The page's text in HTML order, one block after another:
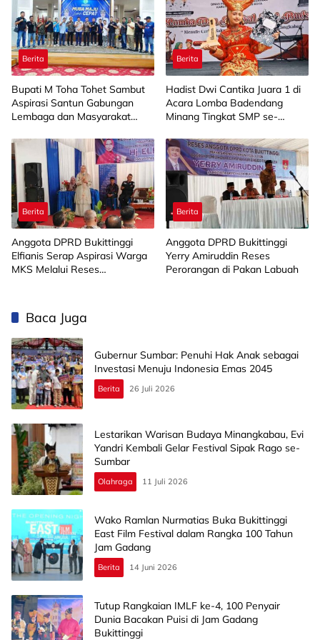
Berita
Bupati M Toha Tohet Sambut
Aspirasi Santun Gabungan
Lembaga dan Masyarakat
Berita
Hadist Dwi Cantika Juara 1 di
Acara Lomba Badendang
Minang Tingkat SMP se-
Berita
Anggota DPRD Bukittinggi
Elfianis Serap Aspirasi Warga
MKS Melalui Reses
Berita
Anggota DPRD Bukittinggi
Yerry Amiruddin Reses
Perorangan di Pakan Labuah
Baca Juga
Gubernur Sumbar: Penuhi Hak Anak sebagai
Investasi Menuju Indonesia Emas 2045
Berita 26 Juli 2026
Lestarikan Warisan Budaya Minangkabau, Evi
Yandri Kembali Gelar Festival Sipak Rago se-
Sumbar
Olahraga 11 Juli 2026
Wako Ramlan Nurmatias Buka Bukittinggi
East Film Festival dalam Rangka 100 Tahun
Jam Gadang
Berita 14 Juni 2026
Tutup Rangkaian IMLF ke-4, 100 Penyair
Dunia Bacakan Puisi di Jam Gadang
Bukittinggi